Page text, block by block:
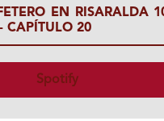
EN RISARALDA
CAPÍTULO 20
Spotify